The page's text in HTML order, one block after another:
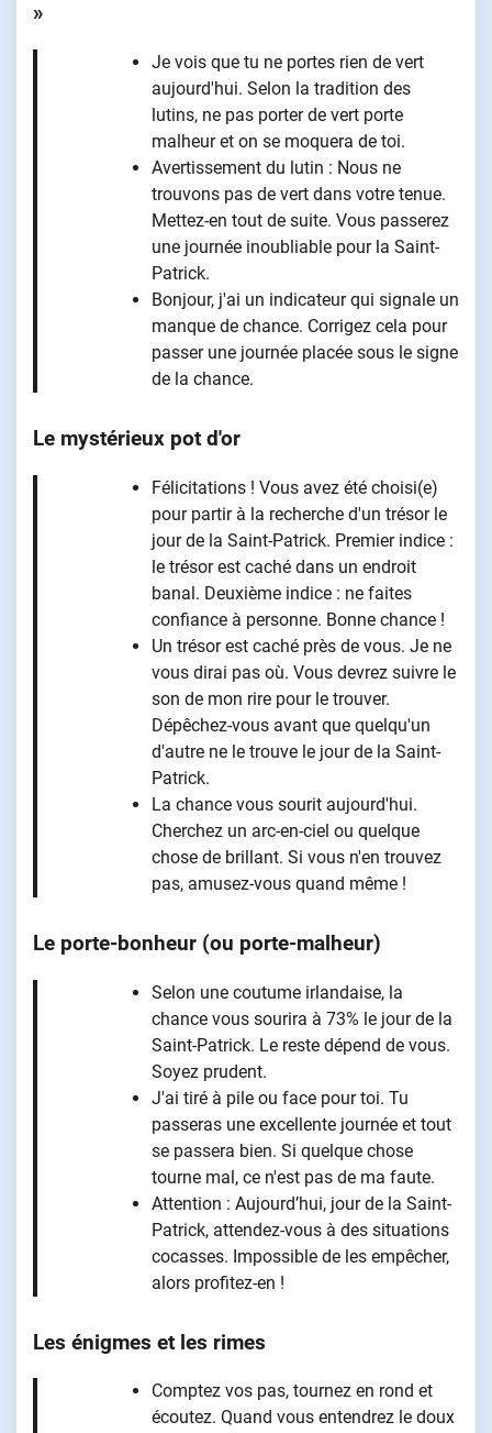
»
Je vois que tu ne portes rien de vert
aujourd'hui. Selon la tradition des
lutins, ne pas porter de vert porte
malheur et on se moquera de toi.
Avertissement du lutin : Nous ne
trouvons pas de vert dans votre tenue.
Mettez-en tout de suite. Vous passerez
une journée inoubliable pour la Saint-
Patrick.
Bonjour, j'ai un indicateur qui signale un
manque de chance. Corrigez cela pour
passer une journée placée sous le signe
de la chance.
Le mystérieux pot d'or
Félicitations ! Vous avez été choisi(e)
pour partir à la recherche d'un trésor le
jour de la Saint-Patrick. Premier indice :
le trésor est caché dans un endroit
banal. Deuxième indice : ne faites
confiance à personne. Bonne chance !
Un trésor est caché près de vous. Je ne
vous dirai pas où. Vous devrez suivre le
son de mon rire pour le trouver.
Dépêchez-vous avant que quelqu'un
d'autre ne le trouve le jour de la Saint-
Patrick.
La chance vous sourit aujourd'hui.
Cherchez un arc-en-ciel ou quelque
chose de brillant. Si vous n'en trouvez
pas, amusez-vous quand même !
Le porte-bonheur (ou porte-malheur)
Selon une coutume irlandaise, la
chance vous sourira à 73% le jour de la
Saint-Patrick. Le reste dépend de vous.
Soyez prudent.
J'ai tiré à pile ou face pour toi. Tu
passeras une excellente journée et tout
se passera bien. Si quelque chose
tourne mal, ce n'est pas de ma faute.
Attention : Aujourd’hui, jour de la Saint-
Patrick, attendez-vous à des situations
cocasses. Impossible de les empêcher,
alors profitez-en !
Les énigmes et les rimes
Comptez vos pas, tournez en rond et
écoutez. Quand vous entendrez le doux